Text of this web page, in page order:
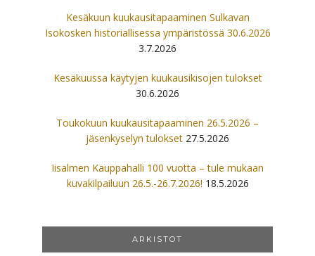
Kesäkuun kuukausitapaaminen Sulkavan
Isokosken historiallisessa ympäristössä 30.6.2026
3.7.2026
Kesäkuussa käytyjen kuukausikisojen tulokset
30.6.2026
Toukokuun kuukausitapaaminen 26.5.2026 –
jäsenkyselyn tulokset 27.5.2026
Iisalmen Kauppahalli 100 vuotta – tule mukaan
kuvakilpailuun 26.5.-26.7.2026! 18.5.2026
ARKISTOT